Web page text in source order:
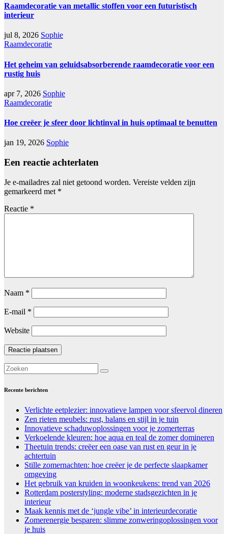
Raamdecoratie van metallic stoffen voor een futuristisch
interieur
jul 8, 2026 Sophie
Raamdecoratie
Het geheim van geluidsabsorberende raamdecoratie voor een
rustig huis
apr 7, 2026 Sophie
Raamdecoratie
Hoe creëer je sfeer door lichtinval in huis optimaal te benutten
jan 19, 2026 Sophie
Een reactie achterlaten
Je e-mailadres zal niet getoond worden. Vereiste velden zijn
gemarkeerd met *
Reactie *
Naam *
E-mail *
Website
Recente berichten
Verlichte eetplezier: innovatieve lampen voor sfeervol dineren
Zen rieten meubels: rust, balans en stijl in je tuin
Innovatieve schaduwoplossingen voor je zomerterras
Verkoelende kleuren: hoe aqua en teal de zomer domineren
Theetuin trends: creëer een oase van rust en geur in je
achtertuin
Stille zomernachten: hoe creëer je de perfecte slaapkamer
omgeving
Het gebruik van kruiden in woonkeukens: trend van 2026
Rotterdam posterstyling: moderne stadsgezichten in je
interieur
Maak kennis met de ‘jungle vibe’ in interieurdecoratie
Zomerenergie besparen: slimme zonweringoplossingen voor
je huis